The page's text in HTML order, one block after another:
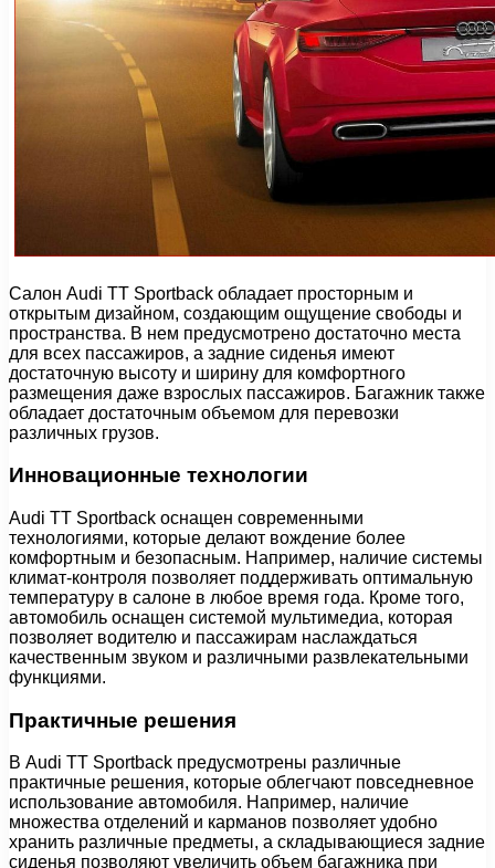
Салон Audi TT Sportback обладает просторным и
открытым дизайном, создающим ощущение свободы и
пространства. В нем предусмотрено достаточно места
для всех пассажиров, а задние сиденья имеют
достаточную высоту и ширину для комфортного
размещения даже взрослых пассажиров. Багажник также
обладает достаточным объемом для перевозки
различных грузов.
Инновационные технологии
Audi TT Sportback оснащен современными
технологиями, которые делают вождение более
комфортным и безопасным. Например, наличие системы
климат-контроля позволяет поддерживать оптимальную
температуру в салоне в любое время года. Кроме того,
автомобиль оснащен системой мультимедиа, которая
позволяет водителю и пассажирам наслаждаться
качественным звуком и различными развлекательными
функциями.
Практичные решения
В Audi TT Sportback предусмотрены различные
практичные решения, которые облегчают повседневное
использование автомобиля. Например, наличие
множества отделений и карманов позволяет удобно
хранить различные предметы, а складывающиеся задние
сиденья позволяют увеличить объем багажника при